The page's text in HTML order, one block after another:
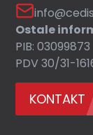
Ostale
PIB: 03099873
PDV 30/31-
KONTAKT